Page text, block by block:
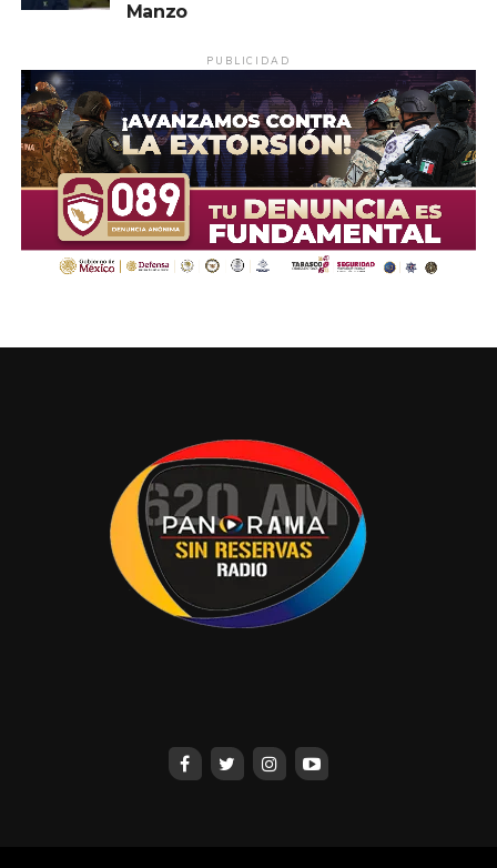
Manzo
PUBLICIDAD